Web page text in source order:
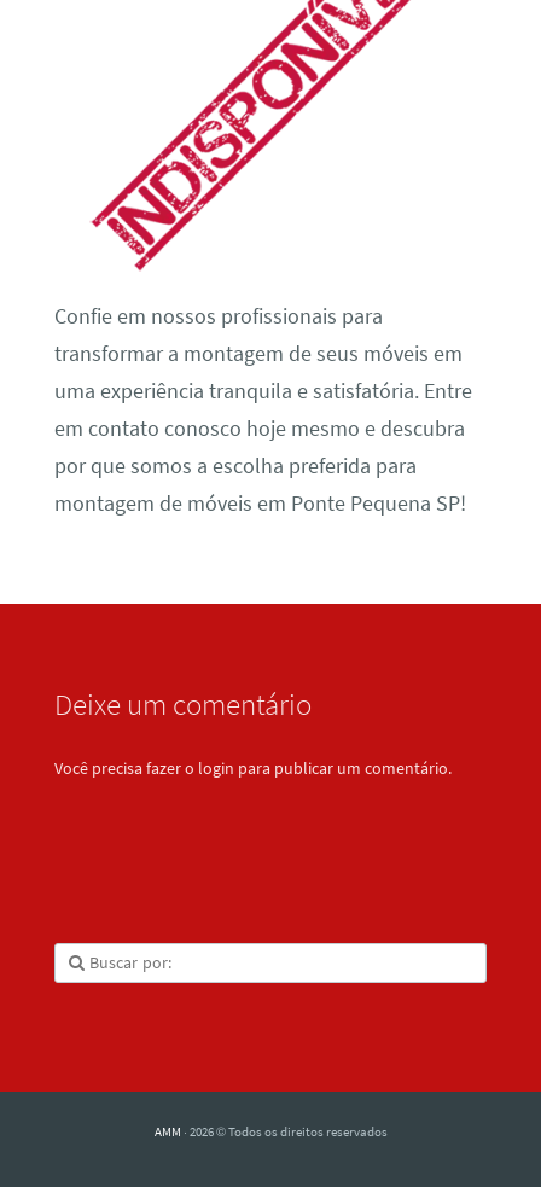
Confie em nossos profissionais para
transformar a montagem de seus móveis em
uma experiência tranquila e satisfatória. Entre
em contato conosco hoje mesmo e descubra
por que somos a escolha preferida para
montagem de móveis em Ponte Pequena SP!
Deixe um comentário
Você precisa fazer o login para publicar um comentário.
AMM · 2026 © Todos os direitos reservados